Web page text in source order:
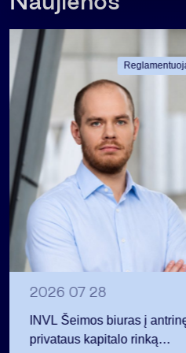
2026 07 28
INVL Šeimos biuras į
privataus kapitalo rinką